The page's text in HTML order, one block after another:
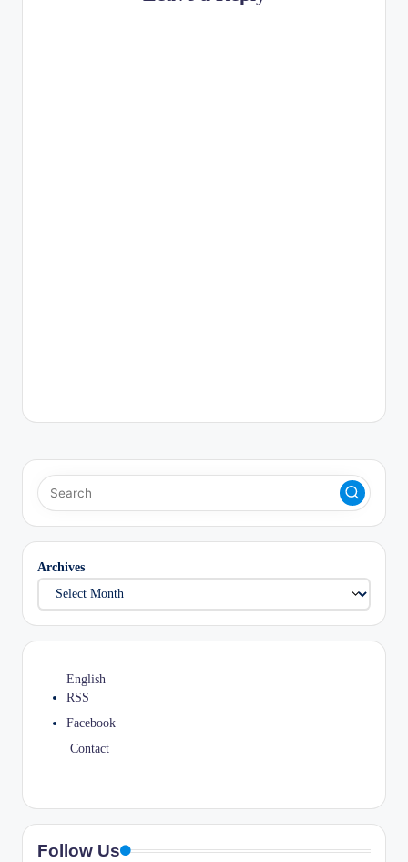
Archives
English
RSS
Facebook
Contact
Follow Us